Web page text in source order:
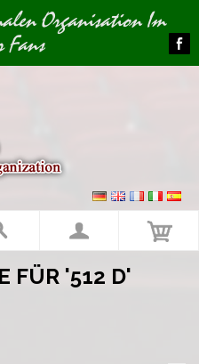
Organisation Im
Fans
FÜR '512 D'